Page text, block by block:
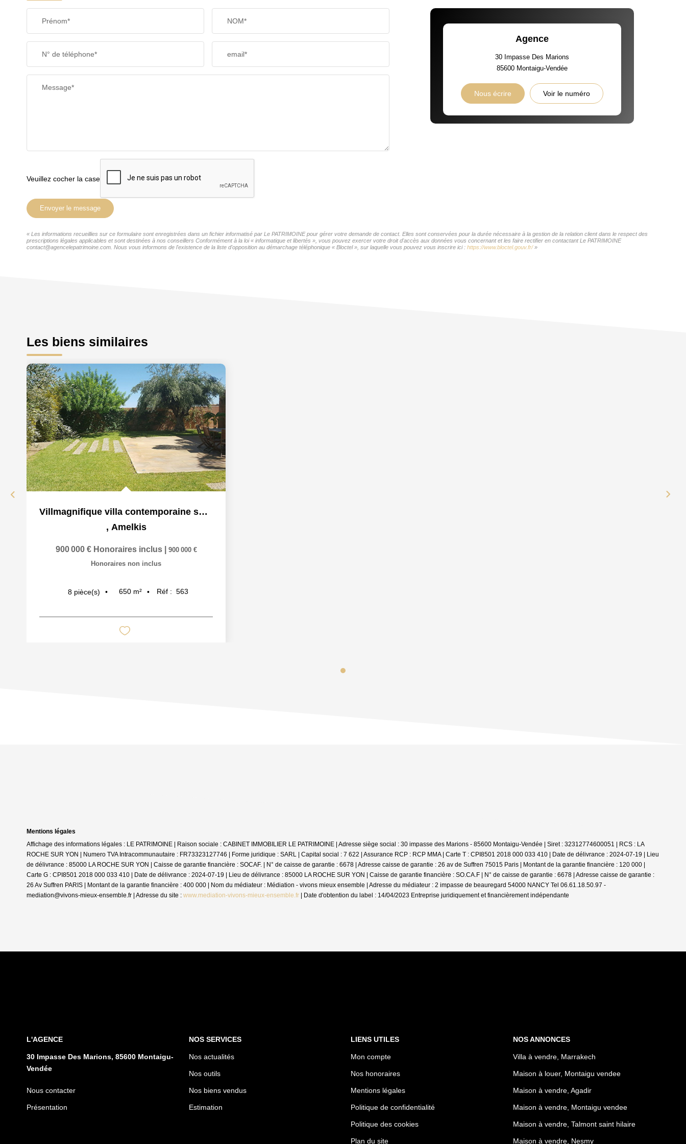
Prénom* NOM*
N° de téléphone* email*
Message*
Veuillez cocher la case
Envoyer le message
Agence
30 Impasse Des Marions
85600 Montaigu-Vendée
Nous écrire Voir le numéro
« Les informations recueillies sur ce formulaire sont enregistrées dans un fichier informatisé par Le PATRIMOINE pour gérer votre demande de contact. Elles sont conservées pour la durée nécessaire à la gestion de la relation client dans le respect des
prescriptions légales applicables et sont destinées à nos conseillers Conformément à la loi « informatique et libertés », vous pouvez exercer votre droit d'accès aux données vous concernant et les faire rectifier en contactant Le PATRIMOINE
contact@agencelepatrimoine.com. Nous vous informons de l'existence de la liste d'opposition au démarchage téléphonique « Bloctel », sur laquelle vous pouvez vous inscrire ici : https://www.bloctel.gouv.fr/»
Les biens similaires
Villmagnifique villa contemporaine sur trois niveaux
, Amelkis
900 000 € Honoraires inclus
900 000 €
Honoraires non inclus
8 pièce(s) 650 m² Réf : 563
Mentions légales
Affichage des informations légales : LE PATRIMOINE | Raison sociale : CABINET IMMOBILIER LE PATRIMOINE | Adresse siège social : 30 impasse des Marions - 85600 Montaigu-Vendée | Siret : 32312774600051 | RCS : LA
ROCHE SUR YON | Numero TVA Intracommunautaire : FR73323127746 | Forme juridique : SARL | Capital social : 7 622 | Assurance RCP : RCP MMA | Carte T : CPI8501 2018 000 033 410 | Date de délivrance : 2024-07-19 | Lieu
de délivrance : 85000 LA ROCHE SUR YON | Caisse de garantie financière : SOCAF. | N° de caisse de garantie : 6678 | Adresse caisse de garantie : 26 av de Suffren 75015 Paris | Montant de la garantie financière : 120 000 |
Carte G : CPI8501 2018 000 033 410 | Date de délivrance : 2024-07-19 | Lieu de délivrance : 85000 LA ROCHE SUR YON | Caisse de garantie financière : SO.CA.F | N° de caisse de garantie : 6678 | Adresse caisse de garantie :
26 Av Suffren PARIS | Montant de la garantie financière : 400 000 | Nom du médiateur : Médiation - vivons mieux ensemble | Adresse du médiateur : 2 impasse de beauregard 54000 NANCY Tel 06.61.18.50.97 -
mediation@vivons-mieux-ensemble.fr | Adresse du site : www.mediation-vivons-mieux-ensemble.fr | Date d'obtention du label : 14/04/2023 Entreprise juridiquement et financièrement indépendante
L'AGENCE
30 Impasse Des Marions, 85600 Montaigu-
Vendée
Nous contacter
Présentation
NOS SERVICES
Nos actualités
Nos outils
Nos biens vendus
Estimation
LIENS UTILES
Mon compte
Nos honoraires
Mentions légales
Politique de confidentialité
Politique des cookies
Plan du site
NOS ANNONCES
Villa à vendre, Marrakech
Maison à louer, Montaigu vendee
Maison à vendre, Agadir
Maison à vendre, Montaigu vendee
Maison à vendre, Talmont saint hilaire
Maison à vendre, Nesmy